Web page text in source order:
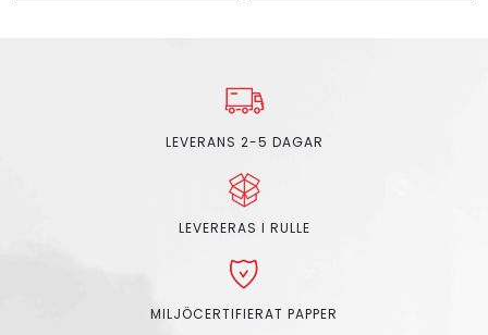
LEVERANS 2-5 DAGAR
LEVERERAS I RULLE
MILJÖCERTIFIERAT PAPPER